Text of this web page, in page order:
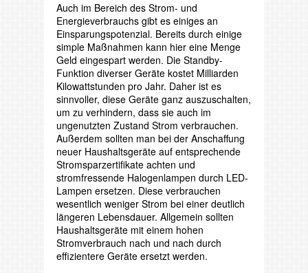
Auch im Bereich des Strom- und
Energieverbrauchs gibt es einiges an
Einsparungspotenzial. Bereits durch einige
simple Maßnahmen kann hier eine Menge
Geld eingespart werden. Die Standby-
Funktion diverser Geräte kostet Milliarden
Kilowattstunden pro Jahr. Daher ist es
sinnvoller, diese Geräte ganz auszuschalten,
um zu verhindern, dass sie auch im
ungenutzten Zustand Strom verbrauchen.
Außerdem sollten man bei der Anschaffung
neuer Haushaltsgeräte auf entsprechende
Stromsparzertifikate achten und
stromfressende Halogenlampen durch LED-
Lampen ersetzen. Diese verbrauchen
wesentlich weniger Strom bei einer deutlich
längeren Lebensdauer. Allgemein sollten
Haushaltsgeräte mit einem hohen
Stromverbrauch nach und nach durch
effizientere Geräte ersetzt werden.